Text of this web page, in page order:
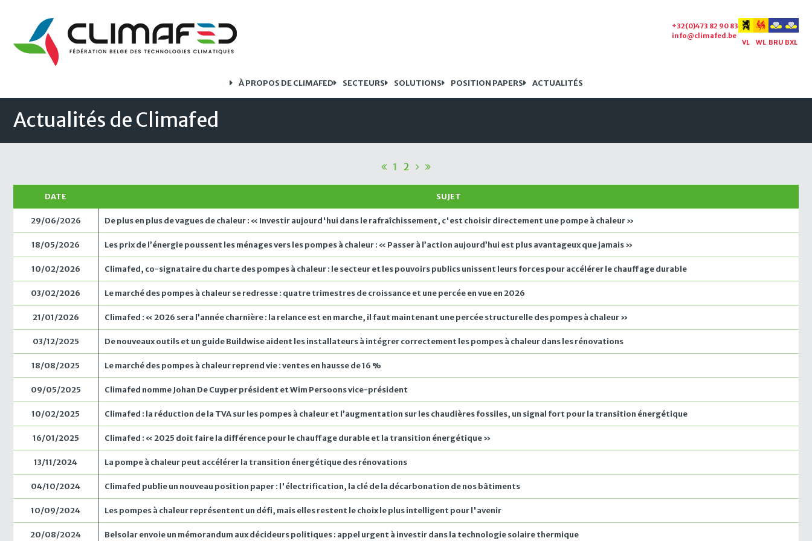
+32(0)473 82 90 83
info@climafed.be
VL WL BRU BXL
À PROPOS DE CLIMAFED SECTEURS SOLUTIONS POSITION PAPERS ACTUALITÉS
Actualités de Climafed
1 2
DATE SUJET
29/06/2026 De plus en plus de vagues de chaleur : « Investir aujourd'hui dans le rafraîchissement, c'est choisir directement une pompe à chaleur »
18/05/2026 Les prix de l’énergie poussent les ménages vers les pompes à chaleur : « Passer à l’action aujourd’hui est plus avantageux que jamais »
10/02/2026 Climafed, co-signataire du charte des pompes à chaleur : le secteur et les pouvoirs publics unissent leurs forces pour accélérer le chauffage durable
03/02/2026 Le marché des pompes à chaleur se redresse : quatre trimestres de croissance et une percée en vue en 2026
21/01/2026 Climafed : « 2026 sera l’année charnière : la relance est en marche, il faut maintenant une percée structurelle des pompes à chaleur »
03/12/2025 De nouveaux outils et un guide Buildwise aident les installateurs à intégrer correctement les pompes à chaleur dans les rénovations
18/08/2025 Le marché des pompes à chaleur reprend vie : ventes en hausse de 16 %
09/05/2025 Climafed nomme Johan De Cuyper président et Wim Persoons vice-président
10/02/2025 Climafed : la réduction de la TVA sur les pompes à chaleur et l’augmentation sur les chaudières fossiles, un signal fort pour la transition énergétique
16/01/2025 Climafed : « 2025 doit faire la différence pour le chauffage durable et la transition énergétique »
13/11/2024 La pompe à chaleur peut accélérer la transition énergétique des rénovations
04/10/2024 Climafed publie un nouveau position paper : l'électrification, la clé de la décarbonation de nos bâtiments
10/09/2024 Les pompes à chaleur représentent un défi, mais elles restent le choix le plus intelligent pour l'avenir
20/08/2024 Belsolar envoie un mémorandum aux décideurs politiques : appel urgent à investir dans la technologie solaire thermique